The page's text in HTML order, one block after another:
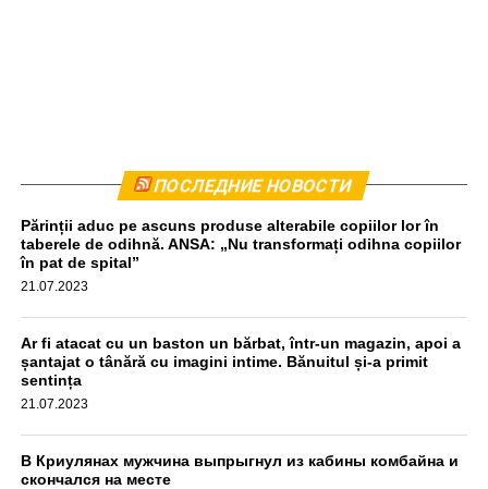
Комбайн был остановлен приблизительно в 440
метрах от места происшествия. Водитель прошел тест
на алкоголь, результат оказался отрицательным,
передаёт unimedia.info. Все обстоятельства инцидента
выясняются.
ПОСЛЕДНИЕ НОВОСТИ
Părinții aduc pe ascuns produse alterabile copiilor lor în
taberele de odihnă. ANSA: „Nu transformați odihna copiilor
în pat de spital”
21.07.2023
Ar fi atacat cu un baston un bărbat, într-un magazin, apoi a
șantajat o tânără cu imagini intime. Bănuitul și-a primit
sentința
21.07.2023
В Криулянах мужчина выпрыгнул из кабины комбайна и
скончался на месте